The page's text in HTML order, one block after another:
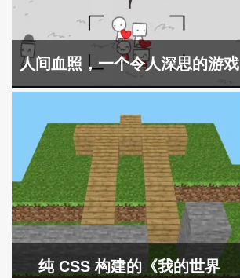
人间血照，一个令人深思的游戏
纯 CSS 构建的《我的世界